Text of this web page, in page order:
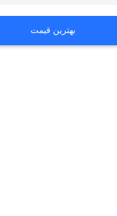
بهترین قیمت